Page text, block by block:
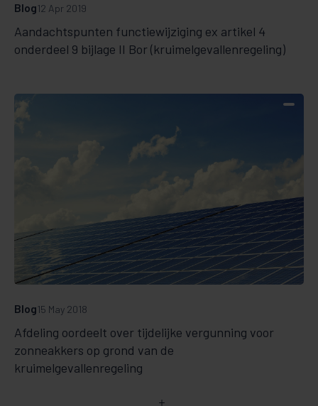
Aandachtspunten functiewijziging ex artikel 4
onderdeel 9 bijlage II Bor (kruimelgevallenregeling)
Blog12 Apr 2019
Afdeling oordeelt over tijdelijke vergunning voor
zonneakkers op grond van de
kruimelgevallenregeling
Blog15 May 2018